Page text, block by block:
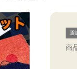
通
商